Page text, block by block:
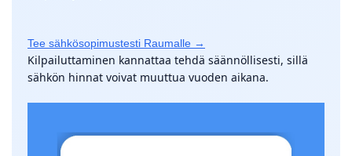
Tee sähkösopimustesti Raumalle →
Kilpailuttaminen kannattaa tehdä säännöllisesti, sillä
sähkön hinnat voivat muuttua vuoden aikana.